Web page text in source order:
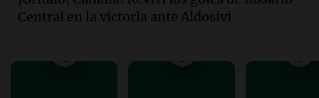
María
Panorama Federal
Audio.Vandalismo en San Miguel de
Central en la victoria ante Aldosivi